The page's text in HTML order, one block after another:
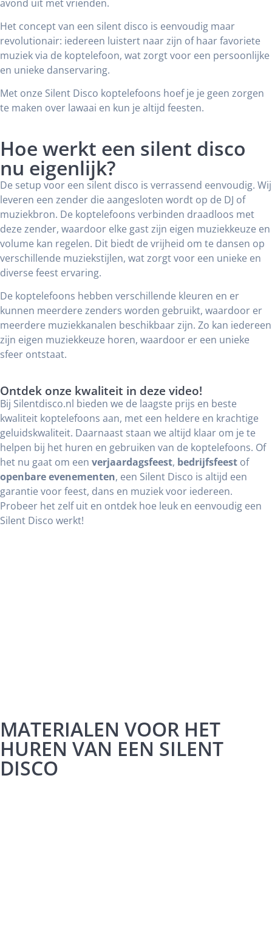
avond uit met vrienden.
Het concept van een silent disco is eenvoudig maar
revolutionair: iedereen luistert naar zijn of haar favoriete
muziek via de koptelefoon, wat zorgt voor een persoonlijke
en unieke danservaring.
Met onze Silent Disco koptelefoons hoef je je geen zorgen
te maken over lawaai en kun je altijd feesten.
Hoe werkt een silent disco
nu eigenlijk?
De setup voor een silent disco is verrassend eenvoudig. Wij
leveren een zender die aangesloten wordt op de DJ of
muziekbron. De koptelefoons verbinden draadloos met
deze zender, waardoor elke gast zijn eigen muziekkeuze en
volume kan regelen. Dit biedt de vrijheid om te dansen op
verschillende muziekstijlen, wat zorgt voor een unieke en
diverse feest ervaring.
De koptelefoons hebben verschillende kleuren en er
kunnen meerdere zenders worden gebruikt, waardoor er
meerdere muziekkanalen beschikbaar zijn. Zo kan iedereen
zijn eigen muziekkeuze horen, waardoor er een unieke
sfeer ontstaat.
Ontdek onze kwaliteit in deze video!
Bij Silentdisco.nl bieden we de laagste prijs en beste
kwaliteit koptelefoons aan, met een heldere en krachtige
geluidskwaliteit. Daarnaast staan we altijd klaar om je te
helpen bij het huren en gebruiken van de koptelefoons. Of
het nu gaat om een verjaardagsfeest, bedrijfsfeest of
openbare evenementen, een Silent Disco is altijd een
garantie voor feest, dans en muziek voor iedereen.
Probeer het zelf uit en ontdek hoe leuk en eenvoudig een
Silent Disco werkt!
MATERIALEN VOOR HET
HUREN VAN EEN SILENT
DISCO